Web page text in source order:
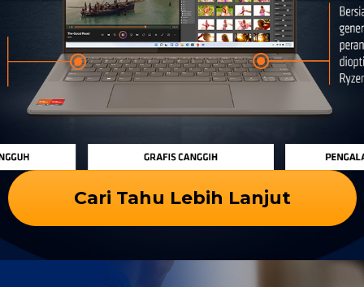
Cari Tahu Lebih Lanjut